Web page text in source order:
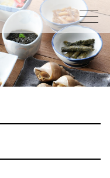
メニュー